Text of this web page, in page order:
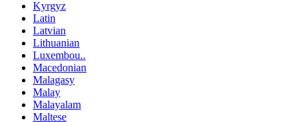
Kyrgyz
Latin
Latvian
Lithuanian
Luxembou..
Macedonian
Malagasy
Malay
Malayalam
Maltese